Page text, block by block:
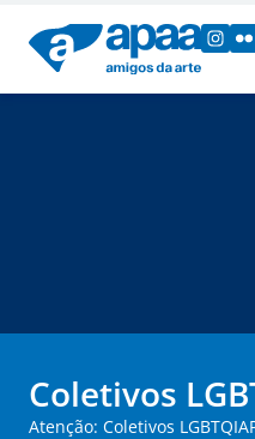
Coletivos
Atenção: Coletivos